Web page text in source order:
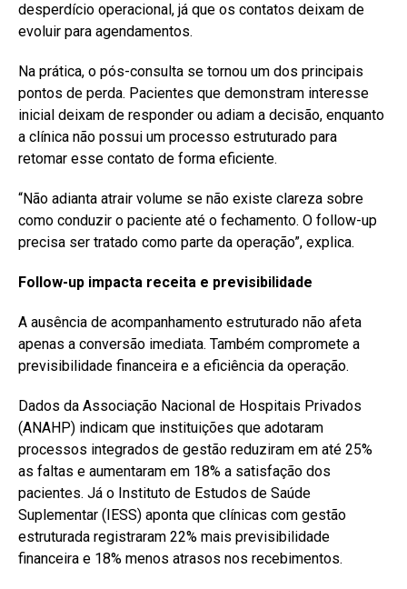
desperdício operacional, já que os contatos deixam de
evoluir para agendamentos.
Na prática, o pós-consulta se tornou um dos principais
pontos de perda. Pacientes que demonstram interesse
inicial deixam de responder ou adiam a decisão, enquanto
a clínica não possui um processo estruturado para
retomar esse contato de forma eficiente.
“Não adianta atrair volume se não existe clareza sobre
como conduzir o paciente até o fechamento. O follow-up
precisa ser tratado como parte da operação”, explica.
Follow-up impacta receita e previsibilidade
A ausência de acompanhamento estruturado não afeta
apenas a conversão imediata. Também compromete a
previsibilidade financeira e a eficiência da operação.
Dados da Associação Nacional de Hospitais Privados
(ANAHP) indicam que instituições que adotaram
processos integrados de gestão reduziram em até 25%
as faltas e aumentaram em 18% a satisfação dos
pacientes. Já o Instituto de Estudos de Saúde
Suplementar (IESS) aponta que clínicas com gestão
estruturada registraram 22% mais previsibilidade
financeira e 18% menos atrasos nos recebimentos.